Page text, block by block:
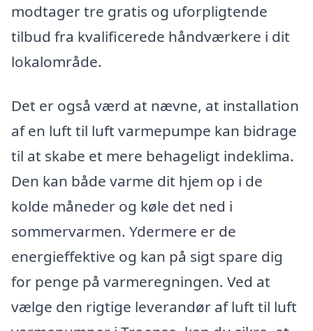
modtager tre gratis og uforpligtende
tilbud fra kvalificerede håndværkere i dit
lokalområde.
Det er også værd at nævne, at installation
af en luft til luft varmepumpe kan bidrage
til at skabe et mere behageligt indeklima.
Den kan både varme dit hjem op i de
kolde måneder og køle det ned i
sommervarmen. Ydermere er de
energieffektive og kan på sigt spare dig
for penge på varmeregningen. Ved at
vælge den rigtige leverandør af luft til luft